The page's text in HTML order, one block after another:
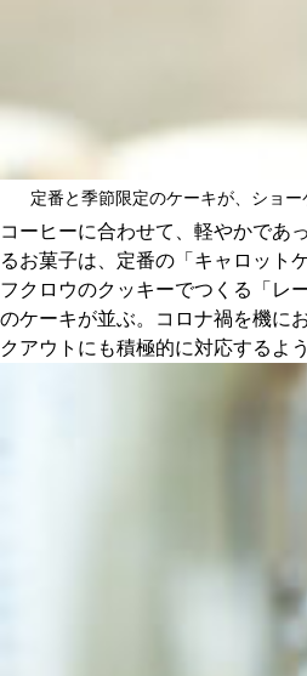
定番と季節限定のケーキが、ショ
コーヒーに合わせて、軽やかであ
るお菓子は、定番の「キャロット
フクロウのクッキーでつくる「レ
のケーキが並ぶ。コロナ禍を機に
クアウトにも積極的に対応するよう